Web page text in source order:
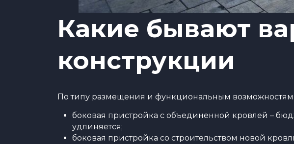
Какие бывают
конструкции
По типу размещения и функциональным
боковая пристройка с объединенной кровлей –
удлиняется;
боковая пристройка со строительством новой